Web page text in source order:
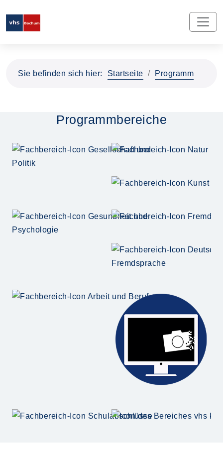
Sie befinden sich hier: Startseite Programm
Programmbereiche